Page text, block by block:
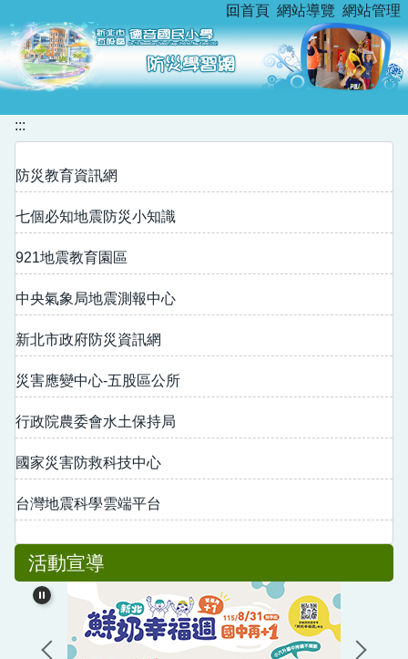
到
主
要
容
區
:::
回首頁 網站導覽 網站管理
:::
防災教育資訊網
七個必知地震防災小知識
921地震教育園區
中央氣象局地震測報中心
新北市政府防災資訊網
災害應變中心-五股區公所
行政院農委會水土保持局
國家災害防救科技中心
台灣地震科學雲端平台
活動宣導